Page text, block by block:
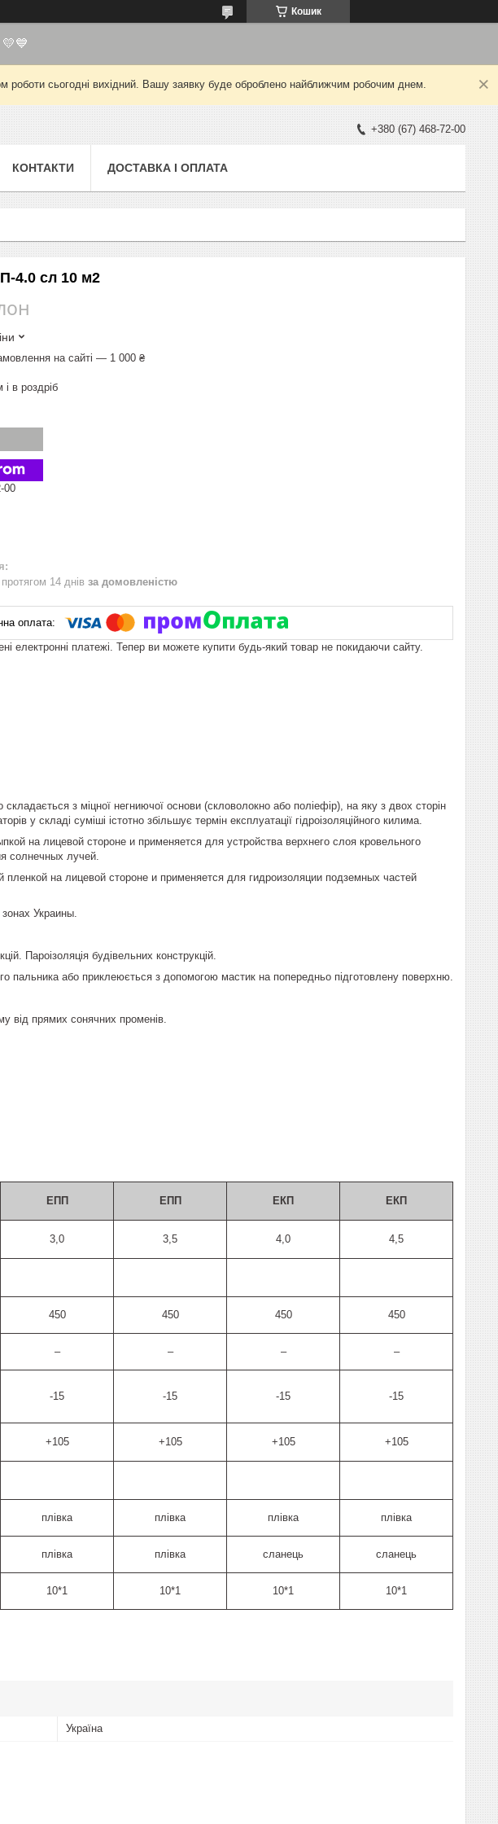
Кошик
роботи сьогодні вихідний. Вашу заявку буде оброблено найближчим робочим днем.
+380 (67) 468-72-00
КОНТАКТИ ДОСТАВКА І ОПЛАТА
4.0 сл 10 м2
на сайті — 1 000 ₴
в роздріб
00
14 днів за домовленістю
електронні платежі. Тепер ви можете купити будь-який товар не покидаючи сайту.
з міцної негниючої основи (скловолокно або поліефір), на яку з двох сторін
у складі суміші істотно збільшує термін експлуатації гідроізоляційного килима.
на лицевой стороне и применяется для устройства верхнего слоя кровельного
солнечных лучей.
на лицевой стороне и применяется для гидроизоляции подземных частей
Украины.
Пароізоляція будівельних конструкцій.
пальника або приклеюється з допомогою мастик на попередньо підготовлену поверхню.
від прямих сонячних променів.
ЕПП ЕПП ЕКП ЕКП
3,0 3,5 4,0 4,5
450 450 450 450
– – – –
-15 -15 -15 -15
+105 +105 +105 +105
плівка плівка плівка плівка
плівка плівка сланець сланець
10*1 10*1 10*1 10*1
Україна